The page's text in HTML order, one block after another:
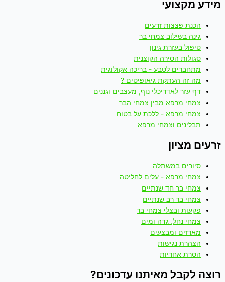
מידע מקצועי
הכנת פצצות זרעים
גינה בשילוב צמחי בר
טיפול בעזרת גינון
סגולות הסירה הקוצנית
מתחברים לטבע - בריכה אקולוגית
מה זה העתקת גיאופיטים ?
דף עזר לאדריכלי נוף, מעצבים וגננים
צמחי מרפא מבין צמחי הבר
צמחי מרפא - ללכת על בטוח
תבלינים וצמחי מרפא
זרעים מציון
סיורים במשתלה
צמחי מרפא - עלים לחליטה
צמחי בר חד שנתיים
צמחי בר רב שנתיים
פקעות ובצלי צמחי בר
צמחי נחל, גדה ומים
מארזים ומבצעים
הצהרת נגישות
הסרת אחריות
רוצה לקבל מאיתנו עדכונים?